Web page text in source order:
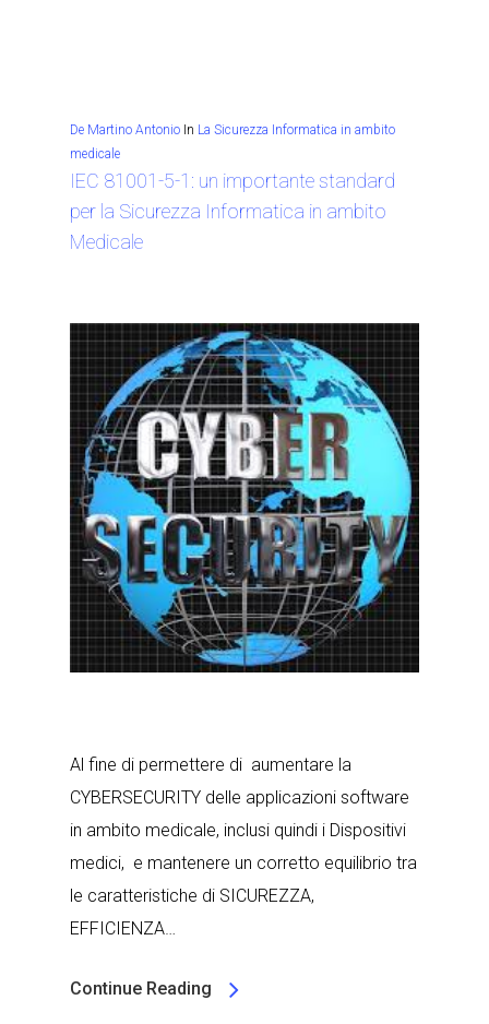
De Martino Antonio In La Sicurezza Informatica in ambito
medicale
IEC 81001-5-1: un importante standard
per la Sicurezza Informatica in ambito
Medicale
Al fine di permettere di aumentare la
CYBERSECURITY delle applicazioni software
in ambito medicale, inclusi quindi i Dispositivi
medici, e mantenere un corretto equilibrio tra
le caratteristiche di SICUREZZA,
EFFICIENZA…
Continue Reading